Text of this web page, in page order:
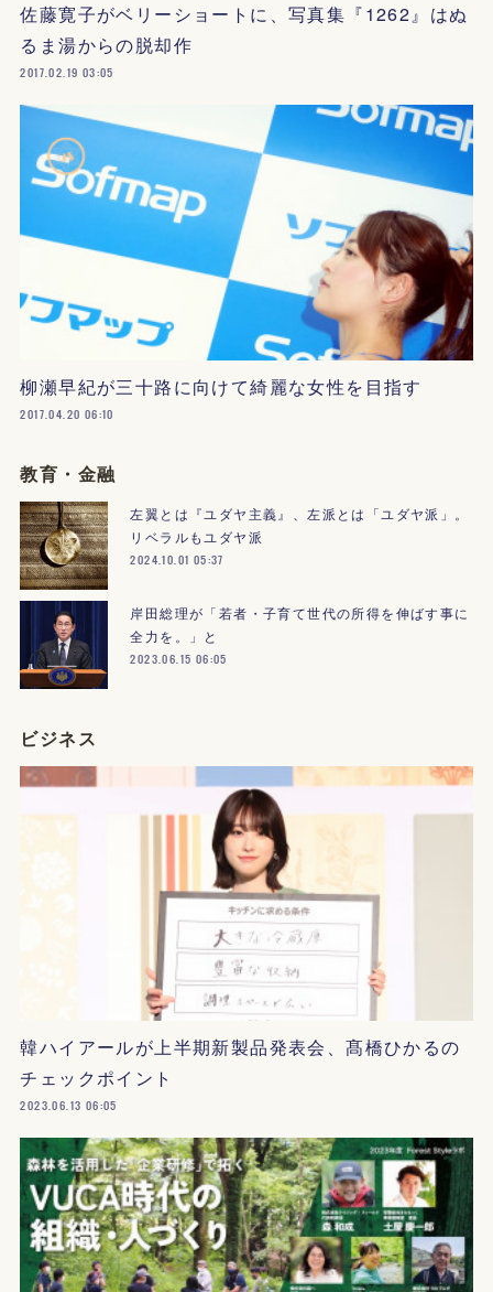
佐藤寛子がベリーショートに、写真集『1262』はぬ
るま湯からの脱却作
2017.02.19 03:05
柳瀬早紀が三十路に向けて綺麗な女性を目指す
2017.04.20 06:10
教育・金融
左翼とは『ユダヤ主義』、左派とは「ユダヤ派」。
リベラルもユダヤ派
2024.10.01 05:37
岸田総理が「若者・子育て世代の所得を伸ばす事に
全力を。」と
2023.06.15 06:05
ビジネス
韓ハイアールが上半期新製品発表会、髙橋ひかるの
チェックポイント
2023.06.13 06:05